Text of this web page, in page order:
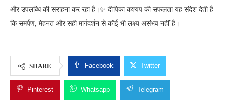
और उपलब्धि की सराहना कर रहा है।✨ दीपिका कश्यप की सफलता यह संदेश देती है
कि समर्पण, मेहनत और सही मार्गदर्शन से कोई भी लक्ष्य असंभव नहीं है।
SHARE Facebook Twitter
Pinterest Whatsapp Telegram